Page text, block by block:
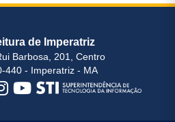
de Imperatriz
Barbosa, 201, Centro
440 - Imperatriz - MA